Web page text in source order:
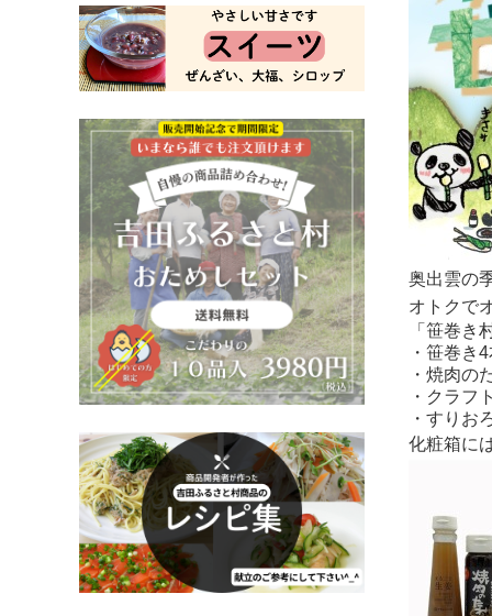
奥出雲の
オトクで
「笹巻
・ 笹巻き
・ 焼肉の
・ クラフ
・ すりお
化粧箱に